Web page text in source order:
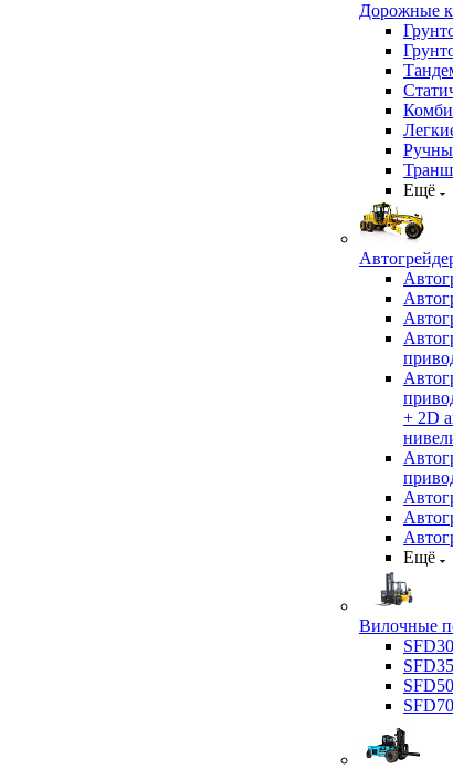
Дорожные
Ещё
+ 2D
Ещё
Вилочные
SFD30
SFD35
SFD70